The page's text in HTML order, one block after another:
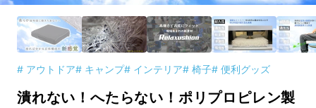
# アウトドア# キャンプ# インテリア# 椅子# 便利グッズ
潰れない！へたらない！ポリプロピレン製